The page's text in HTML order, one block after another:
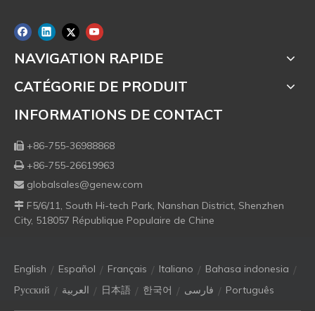
NAVIGATION RAPIDE
CATÉGORIE DE PRODUIT
INFORMATIONS DE CONTACT
 +86-755-36988868
 +86-755-26619963
 globalsales@genew.com
 F5/6/11, South Hi-tech Park, Nanshan District, Shenzhen
City, 518057 République Populaire de Chine
English / Español / Français / Italiano / Bahasa indonesia /
Pусский / العربية / 日本語 / 한국어 / فارسی / Português